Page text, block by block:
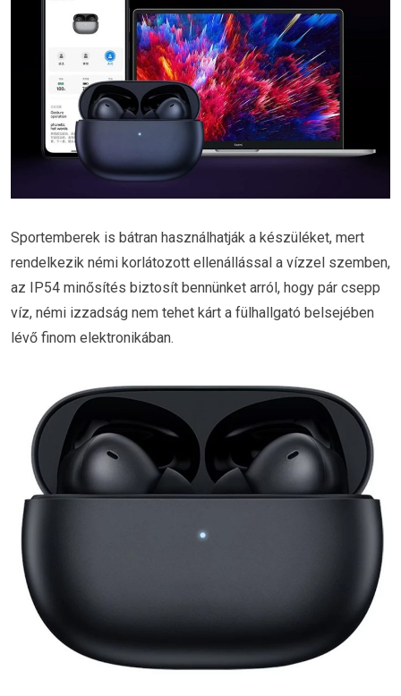
Sportemberek is bátran használhatják a készüléket, mert
rendelkezik némi korlátozott ellenállással a vízzel szemben,
az IP54 minősítés biztosít bennünket arról, hogy pár csepp
víz, némi izzadság nem tehet kárt a fülhallgató belsejében
lévő finom elektronikában.